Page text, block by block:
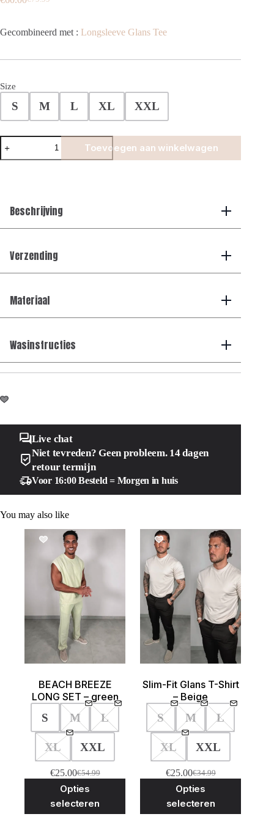
Oorspronkelijke
€79.99.
Huidige
€60.00.
Gecombineerd met : Longsleeve Glans Tee
Size
S M L XL XXL
Knitted
sleeve
jacket
Toevoegen aan winkelwagen
Beschrijving
Verzending
Materiaal
Wasinstructies
Live chat
Niet tevreden? Geen probleem. 14 dagen
retour termijn
Voor 16:00 Besteld = Morgen in huis
You may also like
BEACH BREEZE
LONG SET – green
S M L
XL XXL
€54.99
Oorspronkelijke
prijs
was:
€25.00Huidige
prijs
is:
Opties
selecteren
meerdere
SALE!
Slim-Fit Glans T-Shirt
– Beige
S M L
XL XXL
€34.99
Oorspronkelijke
prijs
was:
€25.00Huidige
prijs
is:
Opties
selecteren